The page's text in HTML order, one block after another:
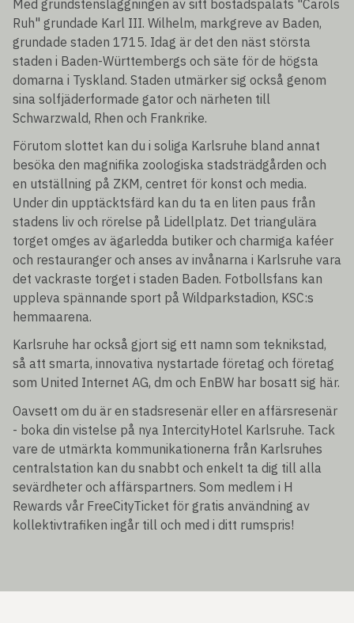
Med grundstensläggningen av sitt bostadspalats "Carols
Ruh" grundade Karl III. Wilhelm, markgreve av Baden,
grundade staden 1715. Idag är det den näst största
staden i Baden-Württembergs och säte för de högsta
domarna i Tyskland. Staden utmärker sig också genom
sina solfjäderformade gator och närheten till
Schwarzwald, Rhen och Frankrike.
Förutom slottet kan du i soliga Karlsruhe bland annat
besöka den magnifika zoologiska stadsträdgården och
en utställning på ZKM, centret för konst och media.
Under din upptäcktsfärd kan du ta en liten paus från
stadens liv och rörelse på Lidellplatz. Det triangulära
torget omges av ägarledda butiker och charmiga kaféer
och restauranger och anses av invånarna i Karlsruhe vara
det vackraste torget i staden Baden. Fotbollsfans kan
uppleva spännande sport på Wildparkstadion, KSC:s
hemmaarena.
Karlsruhe har också gjort sig ett namn som teknikstad,
så att smarta, innovativa nystartade företag och företag
som United Internet AG, dm och EnBW har bosatt sig här.
Oavsett om du är en stadsresenär eller en affärsresenär
- boka din vistelse på nya IntercityHotel Karlsruhe. Tack
vare de utmärkta kommunikationerna från Karlsruhes
centralstation kan du snabbt och enkelt ta dig till alla
sevärdheter och affärspartners. Som medlem i H
Rewards vår FreeCityTicket för gratis användning av
kollektivtrafiken ingår till och med i ditt rumspris!